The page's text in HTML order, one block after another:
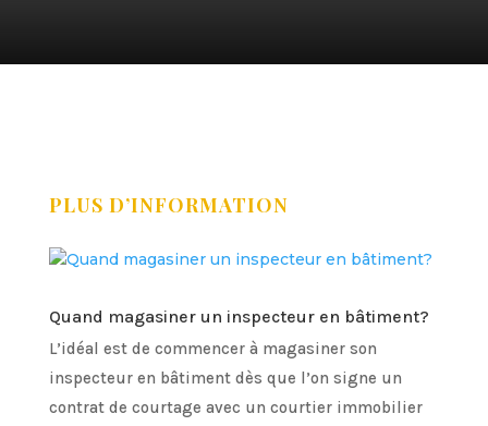
PLUS D’INFORMATION
Quand magasiner un inspecteur en bâtiment?
L’idéal est de commencer à magasiner son
inspecteur en bâtiment dès que l’on signe un
contrat de courtage avec un courtier immobilier